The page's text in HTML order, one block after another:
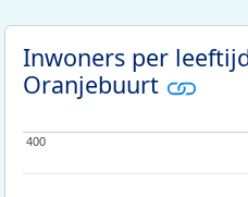
Inwoners per
Oranjebuurt
400
400